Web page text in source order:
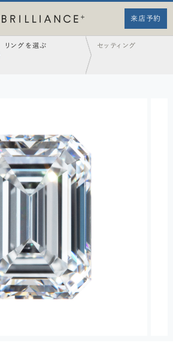
来店予約
リングを選ぶ セッティング